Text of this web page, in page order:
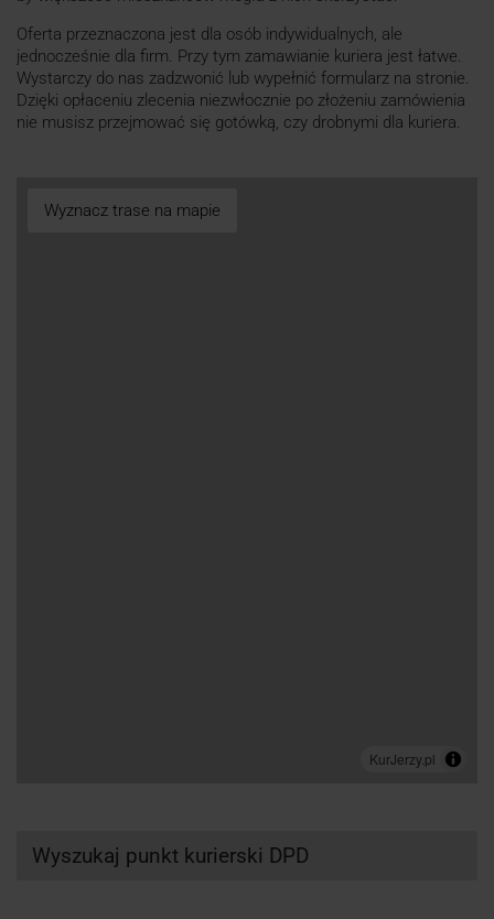
Oferta przeznaczona jest dla osób indywidualnych, ale
jednocześnie dla firm. Przy tym zamawianie kuriera jest łatwe.
Wystarczy do nas zadzwonić lub wypełnić formularz na stronie.
Dzięki opłaceniu zlecenia niezwłocznie po złożeniu zamówienia
nie musisz przejmować się gotówką, czy drobnymi dla kuriera.
Wyznacz trase na mapie
Wyszukaj punkt kurierski DPD